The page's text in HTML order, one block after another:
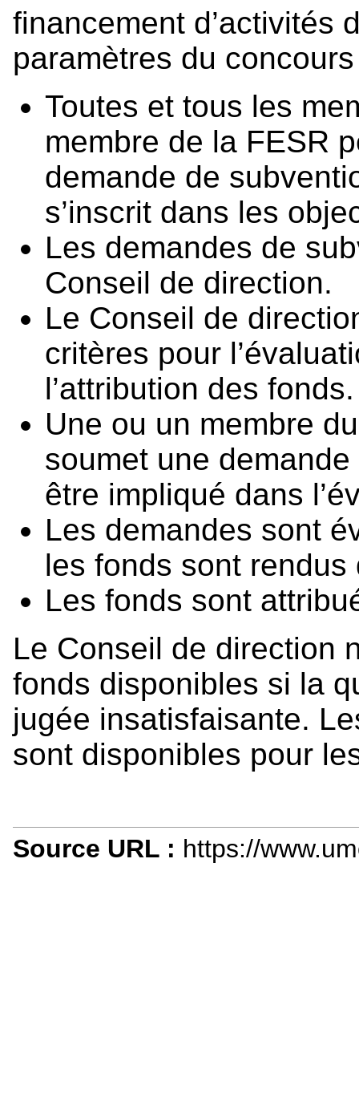
financement d’activités
paramètres du
Toutes et tous les
membre de la FESR
demande de
s’inscrit dans les
Les demandes de
Conseil de direction.
Le Conseil de
critères pour
l’attribution des fonds.
Une ou un membre
soumet une
être impliqué dans
Les demandes sont
les fonds sont
Les fonds sont
Le Conseil de direction
fonds disponibles si la
jugée insatisfaisante.
sont disponibles pour
Source URL : https://